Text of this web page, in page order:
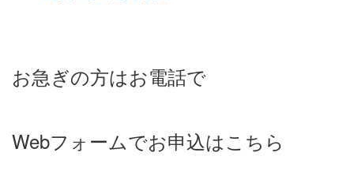
お急ぎの方はお電話で
Webフォームでお申込はこちら